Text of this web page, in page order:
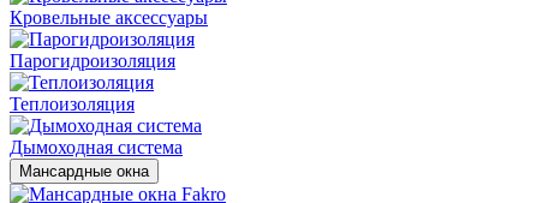
Кровельные аксессуары
Парогидроизоляция
Теплоизоляция
Дымоходная система
Мансардные окна